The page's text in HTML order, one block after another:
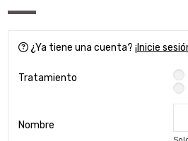
¿Ya tiene una cuenta? ¡Inicie
Tratamiento
Nombre